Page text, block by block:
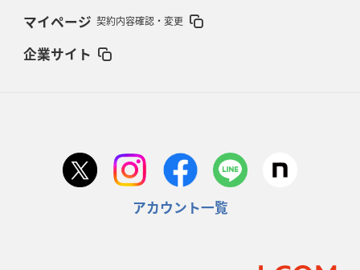
マイページ 契約内容確認・変更
企業サイト
アカウント一覧